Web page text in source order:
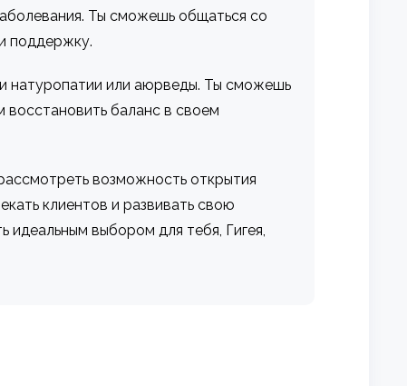
Ты сможешь общаться со
поддержку.
натуропатии или аюрведы. Ты сможешь
восстановить баланс в своем
возможность открытия
клиентов и развивать свою
выбором для тебя, Гигея,